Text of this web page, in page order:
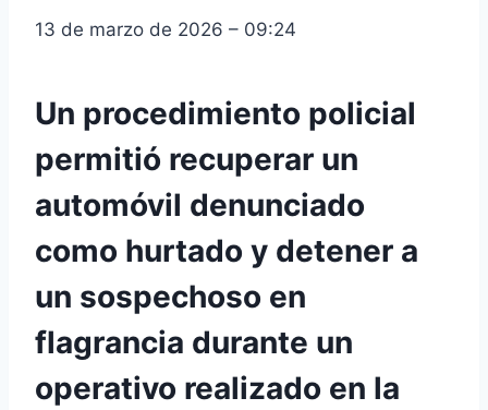
13 de marzo de 2026 – 09:24
Un procedimiento policial
permitió recuperar un
automóvil denunciado
como hurtado y detener a
un sospechoso en
flagrancia durante un
operativo realizado en la